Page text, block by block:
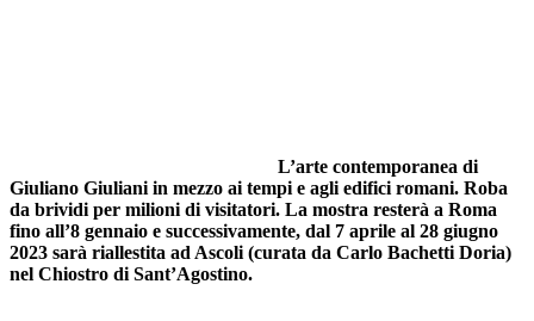
L’arte contemporanea di
Giuliano Giuliani in mezzo ai tempi e agli edifici romani. Roba
da brividi per milioni di visitatori. La mostra resterà a Roma
fino all’8 gennaio e successivamente, dal 7 aprile al 28 giugno
2023 sarà riallestita ad Ascoli (curata da Carlo Bachetti Doria)
nel Chiostro di Sant’Agostino.